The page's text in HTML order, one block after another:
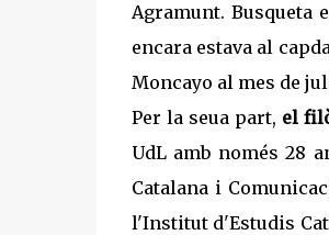
Agramunt. Busqueta
encara estava al
Moncayo al mes de
Per la seua part, el
UdL amb només 28
Catalana i
l'Institut d'Estudis